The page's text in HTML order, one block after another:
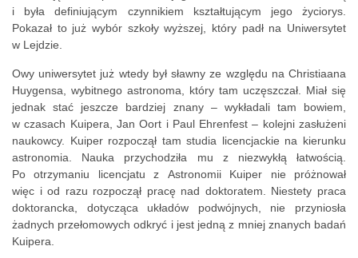
i była definiującym czynnikiem kształtującym jego życiorys.
Pokazał to już wybór szkoły wyższej, który padł na Uniwersytet
w Lejdzie.
Owy uniwersytet już wtedy był sławny ze względu na Christiaana
Huygensa, wybitnego astronoma, który tam uczęszczał. Miał się
jednak stać jeszcze bardziej znany – wykładali tam bowiem,
w czasach Kuipera, Jan Oort i Paul Ehrenfest – kolejni zasłużeni
naukowcy. Kuiper rozpoczął tam studia licencjackie na kierunku
astronomia. Nauka przychodziła mu z niezwykłą łatwością.
Po otrzymaniu licencjatu z Astronomii Kuiper nie próżnował
więc i od razu rozpoczął pracę nad doktoratem. Niestety praca
doktorancka, dotycząca układów podwójnych, nie przyniosła
żadnych przełomowych odkryć i jest jedną z mniej znanych badań
Kuipera.